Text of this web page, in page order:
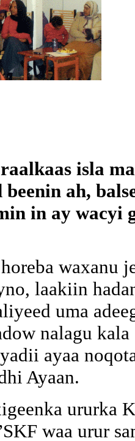
isla
beenin ah,
in ay wacyi
waxanu
laakiin
uma
nalagu kala
ayaa
Ayaan.
ururka
waa urur